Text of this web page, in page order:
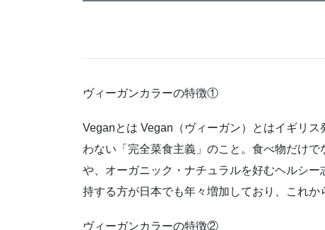
ヴィーガンカラーの特徴①
Veganとは Vegan（ヴィーガン）とはイギリ
わない「完全菜食主義」のこと。食べ物だけ
や、オーガニック・ナチュラルを好むヘルシ
持する方が日本でも年々増加しており、これ
ヴィーガンカラーの特徴②